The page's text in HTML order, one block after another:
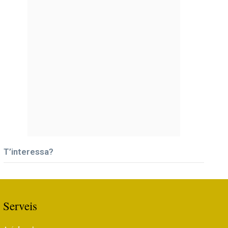
T’interessa?
Serveis